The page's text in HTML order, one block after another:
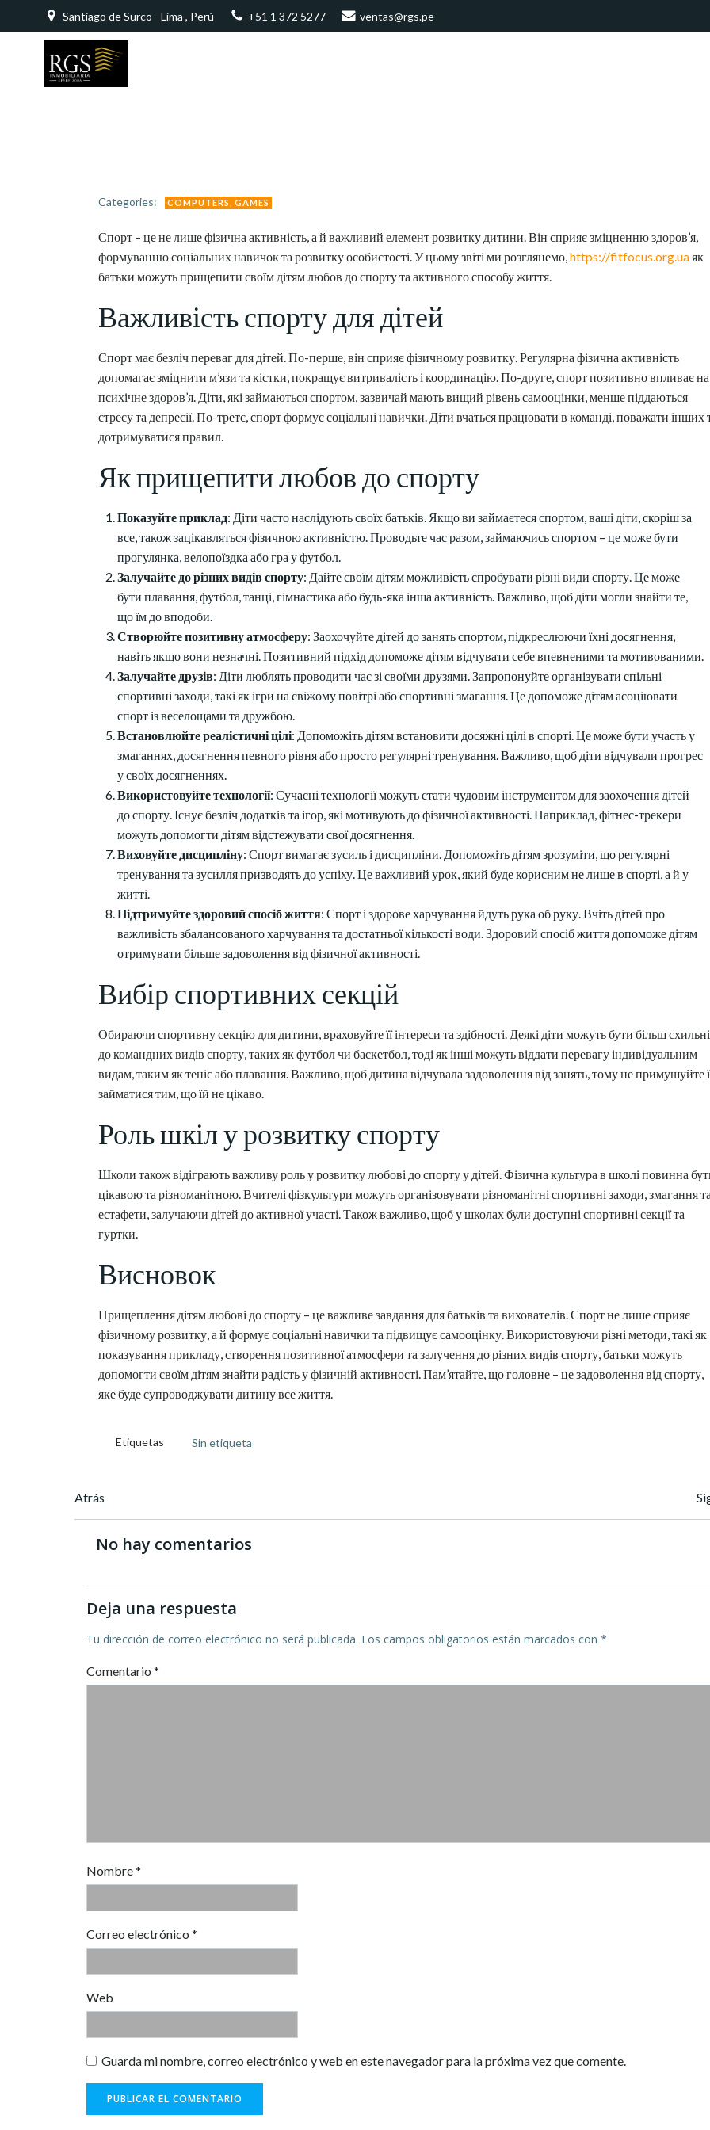
Santiago de Surco - Lima , Perú +51 1 372 5277 ventas@rgs.pe
Categories: COMPUTERS, GAMES
Спорт – це не лише фізична активність, а й важливий елемент розвитку дитини. Він сприяє зміцненню здоров’я,
формуванню соціальних навичок та розвитку особистості. У цьому звіті ми розглянемо,https://fitfocus.org.uaяк
батьки можуть прищепити своїм дітям любов до спорту та активного способу життя.
Важливість спорту для дітей
Спорт має безліч переваг для дітей. По-перше, він сприяє фізичному розвитку. Регулярна фізична активність
допомагає зміцнити м’язи та кістки, покращує витривалість і координацію. По-друге, спорт позитивно впливає на
психічне здоров’я. Діти, які займаються спортом, зазвичай мають вищий рівень самооцінки, менше піддаються
стресу та депресії. По-третє, спорт формує соціальні навички. Діти вчаться працювати в команді, поважати інших
дотримуватися правил.
Як прищепити любов до спорту
Показуйте приклад: Діти часто наслідують своїх батьків. Якщо ви займаєтеся спортом, ваші діти, скоріш за
все, також зацікавляться фізичною активністю. Проводьте час разом, займаючись спортом – це може бути
прогулянка, велопоїздка або гра у футбол.
Залучайте до різних видів спорту: Дайте своїм дітям можливість спробувати різні види спорту. Це може
бути плавання, футбол, танці, гімнастика або будь-яка інша активність. Важливо, щоб діти могли знайти те,
що їм до вподоби.
Створюйте позитивну атмосферу: Заохочуйте дітей до занять спортом, підкреслюючи їхні досягнення,
навіть якщо вони незначні. Позитивний підхід допоможе дітям відчувати себе впевненими та мотивованими.
Залучайте друзів: Діти люблять проводити час зі своїми друзями. Запропонуйте організувати спільні
спортивні заходи, такі як ігри на свіжому повітрі або спортивні змагання. Це допоможе дітям асоціювати
спорт із веселощами та дружбою.
Встановлюйте реалістичні цілі: Допоможіть дітям встановити досяжні цілі в спорті. Це може бути участь у
змаганнях, досягнення певного рівня або просто регулярні тренування. Важливо, щоб діти відчували прогрес
у своїх досягненнях.
Використовуйте технології: Сучасні технології можуть стати чудовим інструментом для заохочення дітей
до спорту. Існує безліч додатків та ігор, які мотивують до фізичної активності. Наприклад, фітнес-трекери
можуть допомогти дітям відстежувати свої досягнення.
Виховуйте дисципліну: Спорт вимагає зусиль і дисципліни. Допоможіть дітям зрозуміти, що регулярні
тренування та зусилля призводять до успіху. Це важливий урок, який буде корисним не лише в спорті, а й у
житті.
Підтримуйте здоровий спосіб життя: Спорт і здорове харчування йдуть рука об руку. Вчіть дітей про
важливість збалансованого харчування та достатньої кількості води. Здоровий спосіб життя допоможе дітям
отримувати більше задоволення від фізичної активності.
Вибір спортивних секцій
Обираючи спортивну секцію для дитини, враховуйте її інтереси та здібності. Деякі діти можуть бути більш схильні
до командних видів спорту, таких як футбол чи баскетбол, тоді як інші можуть віддати перевагу індивідуальним
видам, таким як теніс або плавання. Важливо, щоб дитина відчувала задоволення від занять, тому не примушуйте
займатися тим, що їй не цікаво.
Роль шкіл у розвитку спорту
Школи також відіграють важливу роль у розвитку любові до спорту у дітей. Фізична культура в школі повинна
цікавою та різноманітною. Вчителі фізкультури можуть організовувати різноманітні спортивні заходи, змагання та
естафети, залучаючи дітей до активної участі. Також важливо, щоб у школах були доступні спортивні секції та
гуртки.
Висновок
Прищеплення дітям любові до спорту – це важливе завдання для батьків та вихователів. Спорт не лише сприяє
фізичному розвитку, а й формує соціальні навички та підвищує самооцінку. Використовуючи різні методи, такі як
показування прикладу, створення позитивної атмосфери та залучення до різних видів спорту, батьки можуть
допомогти своїм дітям знайти радість у фізичній активності. Пам’ятайте, що головне – це задоволення від спорту,
яке буде супроводжувати дитину все життя.
Etiquetas Sin etiqueta
Navegación
de
entradas
Atrás
entradas
No hay comentarios
Deja una respuesta
Tu dirección de correo electrónico no será publicada. Los campos obligatorios están marcados con *
Comentario *
Nombre*
Correo electrónico *
Web
Guarda mi nombre, correo electrónico y web en este navegador para la próxima vez que comente.